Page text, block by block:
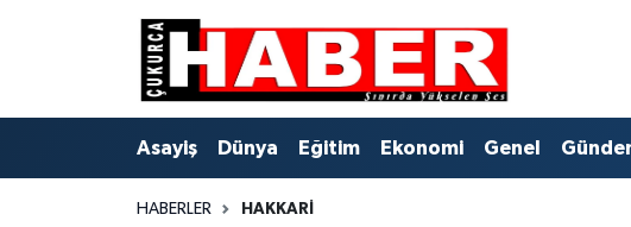
Asayiş Dünya Eğitim Ekonomi Genel
HABERLER HAKKARI
Hava Durumu
Trafik Durumu
Süper Lig Puan Durumu ve Fikstür